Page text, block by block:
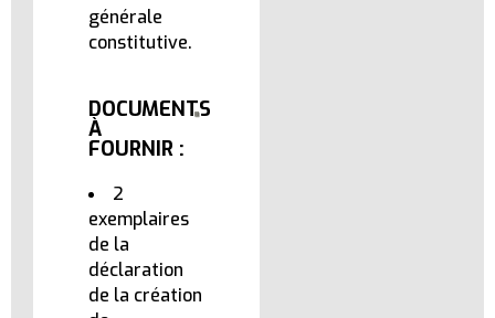
générale
constitutive.
DOCUMENTS
À
FOURNIR :
2
exemplaires
de la
déclaration
de la création